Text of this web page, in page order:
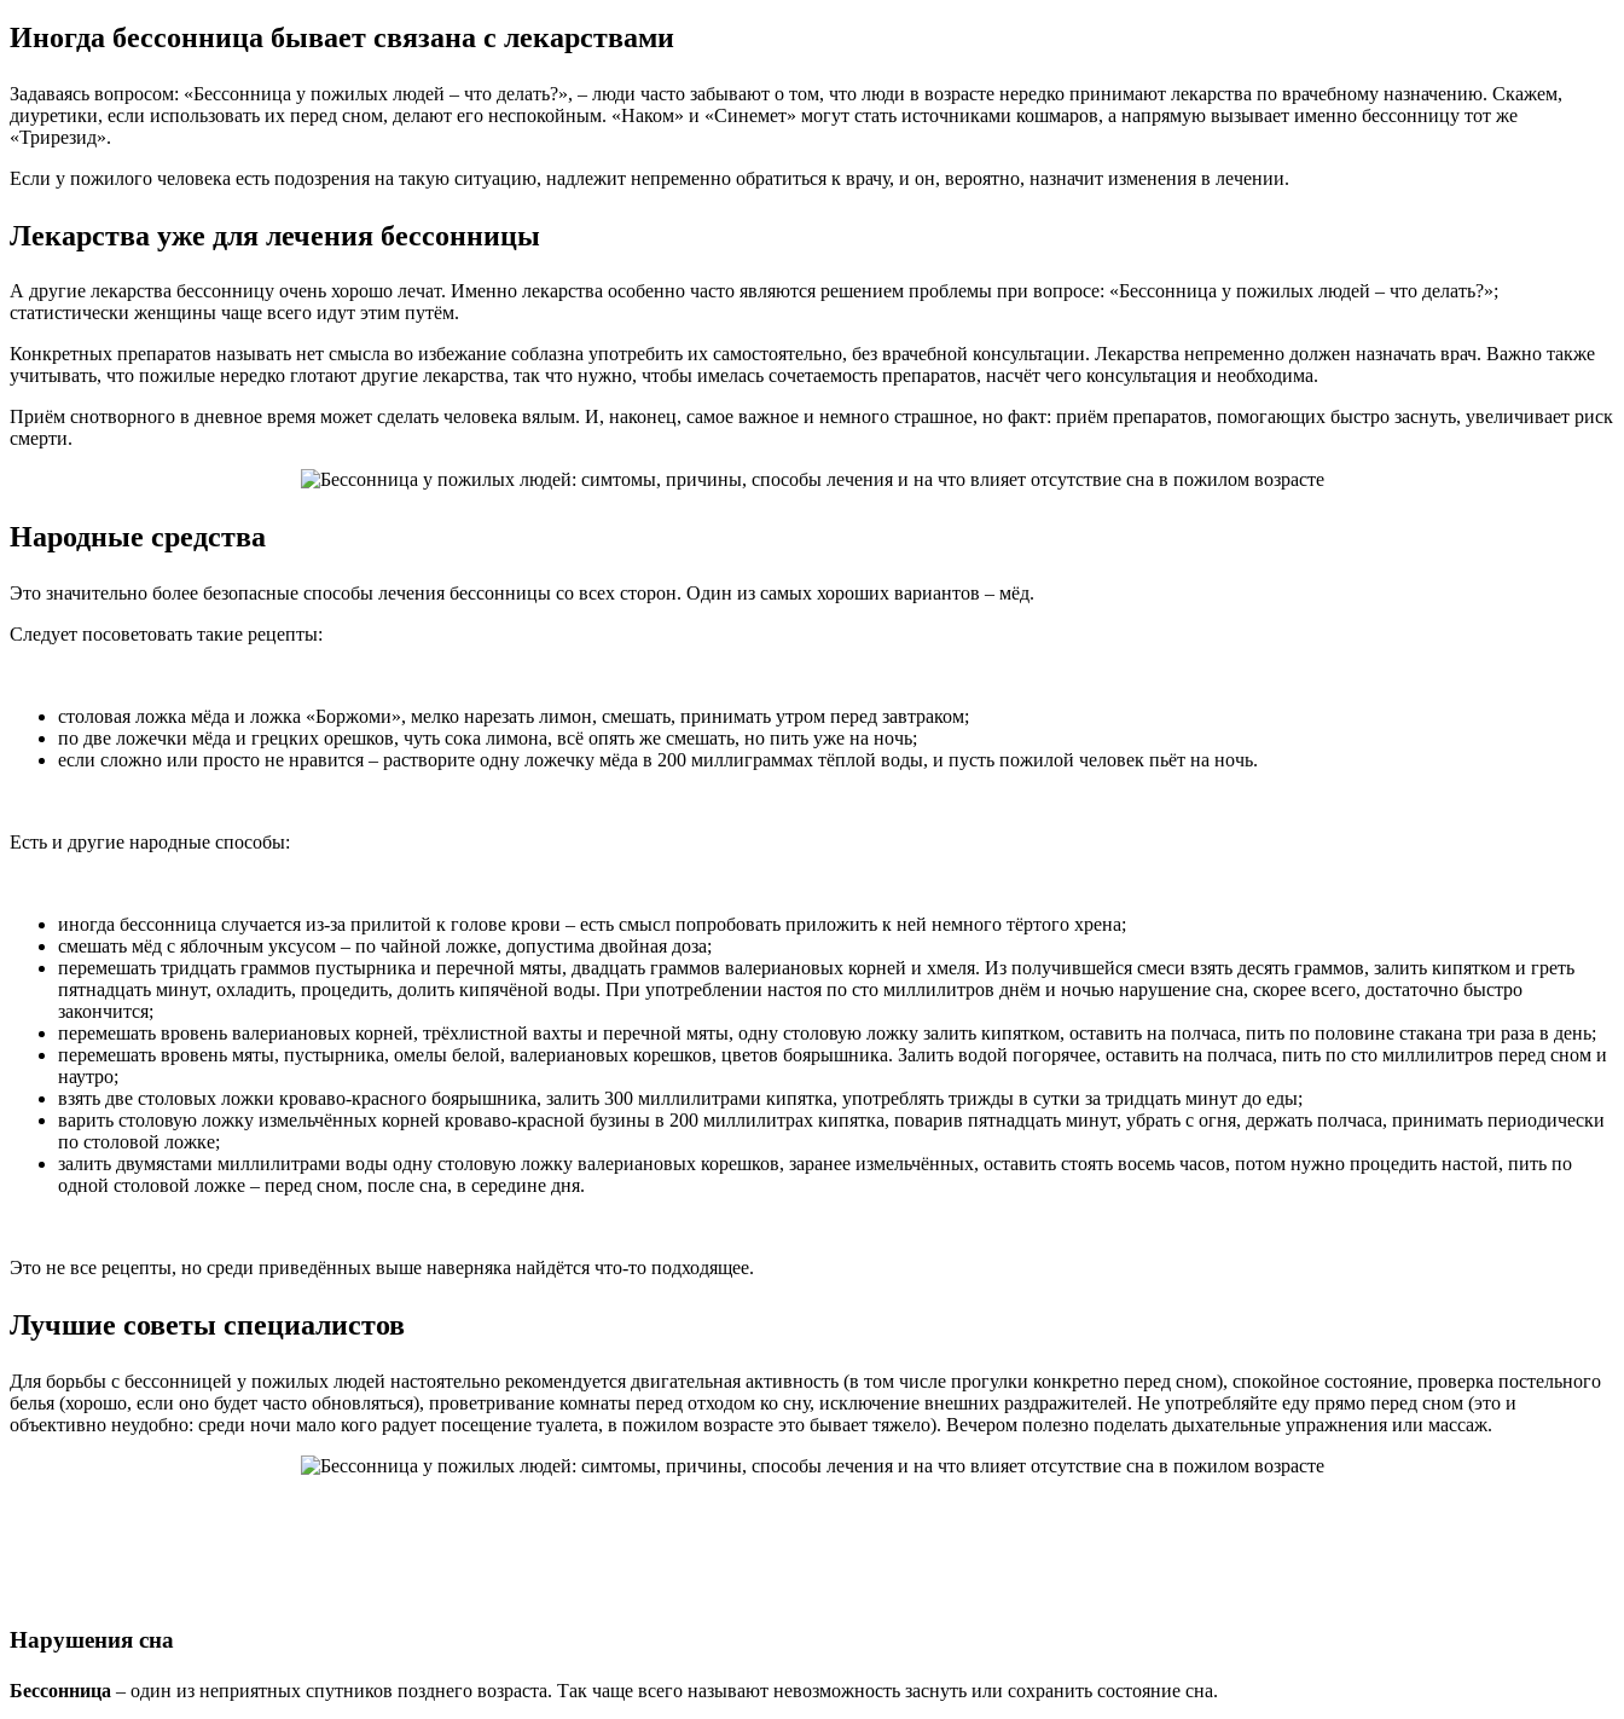
Иногда бессонница бывает связана с лекарствами
Задаваясь вопросом: «Бессонница у пожилых людей – что делать?», – люди часто забывают о том, что люди в возрасте нередко принимают лекарства по врачебному назначению. Скажем,
диуретики, если использовать их перед сном, делают его неспокойным. «Наком» и «Синемет» могут стать источниками кошмаров, а напрямую вызывает именно бессонницу тот же
«Трирезид».
Если у пожилого человека есть подозрения на такую ситуацию, надлежит непременно обратиться к врачу, и он, вероятно, назначит изменения в лечении.
Лекарства уже для лечения бессонницы
А другие лекарства бессонницу очень хорошо лечат. Именно лекарства особенно часто являются решением проблемы при вопросе: «Бессонница у пожилых людей – что делать?»;
статистически женщины чаще всего идут этим путём.
Конкретных препаратов называть нет смысла во избежание соблазна употребить их самостоятельно, без врачебной консультации. Лекарства непременно должен назначать врач. Важно также
учитывать, что пожилые нередко глотают другие лекарства, так что нужно, чтобы имелась сочетаемость препаратов, насчёт чего консультация и необходима.
Приём снотворного в дневное время может сделать человека вялым. И, наконец, самое важное и немного страшное, но факт: приём препаратов, помогающих быстро заснуть, увеличивает риск
смерти.
Народные средства
Это значительно более безопасные способы лечения бессонницы со всех сторон. Один из самых хороших вариантов – мёд.
Следует посоветовать такие рецепты:
столовая ложка мёда и ложка «Боржоми», мелко нарезать лимон, смешать, принимать утром перед завтраком;
по две ложечки мёда и грецких орешков, чуть сока лимона, всё опять же смешать, но пить уже на ночь;
если сложно или просто не нравится – растворите одну ложечку мёда в 200 миллиграммах тёплой воды, и пусть пожилой человек пьёт на ночь.
Есть и другие народные способы:
иногда бессонница случается из-за прилитой к голове крови – есть смысл попробовать приложить к ней немного тёртого хрена;
смешать мёд с яблочным уксусом – по чайной ложке, допустима двойная доза;
перемешать тридцать граммов пустырника и перечной мяты, двадцать граммов валериановых корней и хмеля. Из получившейся смеси взять десять граммов, залить кипятком и греть
пятнадцать минут, охладить, процедить, долить кипячёной воды. При употреблении настоя по сто миллилитров днём и ночью нарушение сна, скорее всего, достаточно быстро
закончится;
перемешать вровень валериановых корней, трёхлистной вахты и перечной мяты, одну столовую ложку залить кипятком, оставить на полчаса, пить по половине стакана три раза в день;
перемешать вровень мяты, пустырника, омелы белой, валериановых корешков, цветов боярышника. Залить водой погорячее, оставить на полчаса, пить по сто миллилитров перед сном и
наутро;
взять две столовых ложки кроваво-красного боярышника, залить 300 миллилитрами кипятка, употреблять трижды в сутки за тридцать минут до еды;
варить столовую ложку измельчённых корней кроваво-красной бузины в 200 миллилитрах кипятка, поварив пятнадцать минут, убрать с огня, держать полчаса, принимать периодически
по столовой ложке;
залить двумястами миллилитрами воды одну столовую ложку валериановых корешков, заранее измельчённых, оставить стоять восемь часов, потом нужно процедить настой, пить по
одной столовой ложке – перед сном, после сна, в середине дня.
Это не все рецепты, но среди приведённых выше наверняка найдётся что-то подходящее.
Лучшие советы специалистов
Для борьбы с бессонницей у пожилых людей настоятельно рекомендуется двигательная активность (в том числе прогулки конкретно перед сном), спокойное состояние, проверка постельного
белья (хорошо, если оно будет часто обновляться), проветривание комнаты перед отходом ко сну, исключение внешних раздражителей. Не употребляйте еду прямо перед сном (это и
объективно неудобно: среди ночи мало кого радует посещение туалета, в пожилом возрасте это бывает тяжело). Вечером полезно поделать дыхательные упражнения или массаж.
Нарушения сна
Бессонница – один из неприятных спутников позднего возраста. Так чаще всего называют невозможность заснуть или сохранить состояние сна.